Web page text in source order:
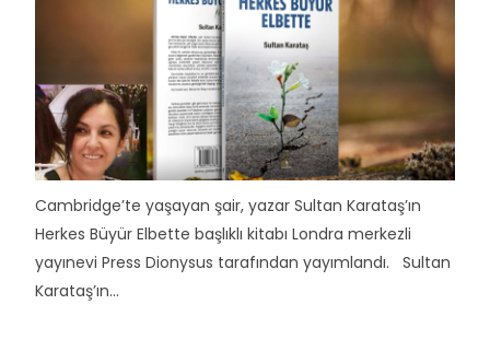
Cambridge’te yaşayan şair, yazar Sultan Karataş’ın
Herkes Büyür Elbette başlıklı kitabı Londra merkezli
yayınevi Press Dionysus tarafından yayımlandı. Sultan
Karataş’ın...